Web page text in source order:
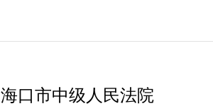
海口市中级人民法院